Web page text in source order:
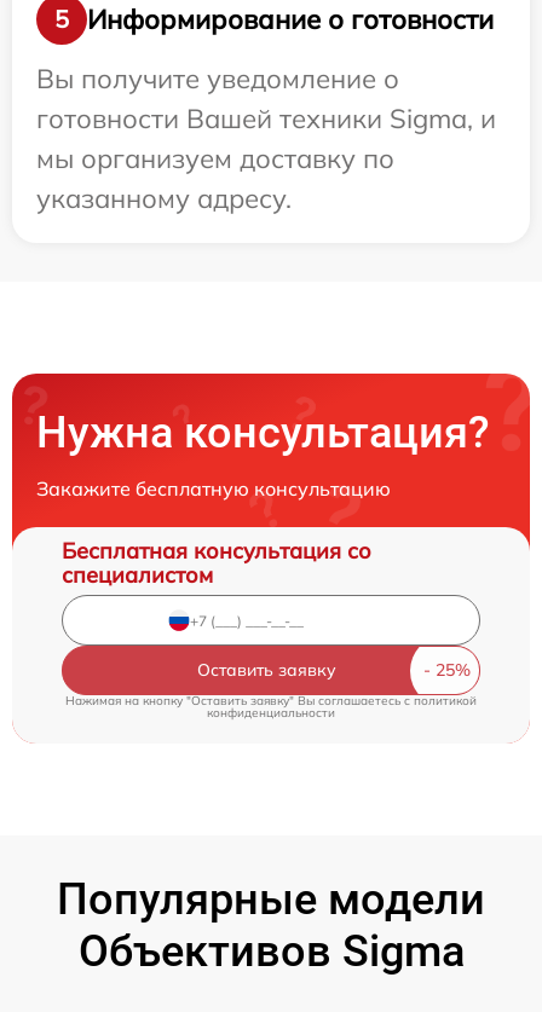
5
Информирование о готовности
Вы получите уведомление о
готовности Вашей техники Sigma, и
мы организуем доставку по
указанному адресу.
Нужна консультация?
Закажите бесплатную консультацию
Бесплатная консультация со
специалистом
Оставить заявку
Нажимая на кнопку "Оставить заявку" Вы соглашаетесь c политикой
конфиденциальности
Популярные модели
Объективов Sigma